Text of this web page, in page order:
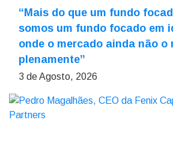
“Mais do que um fundo
somos um fundo focado em
onde o mercado ainda não o
plenamente”
3 de Agosto, 2026